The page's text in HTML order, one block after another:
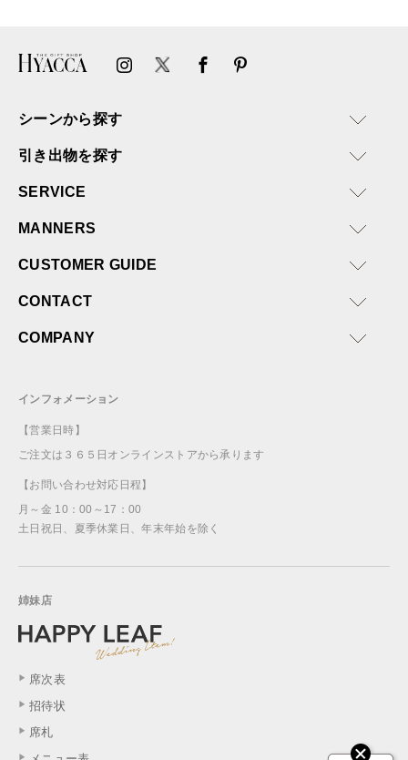
シーンから探す
引き出物を探す
SERVICE
MANNERS
CUSTOMER GUIDE
CONTACT
COMPANY
インフォメーション
【営業日時】
ご注文は３６５日オンラインストアから承ります
【お問い合わせ対応日程】
月～金 10：00～17：00
土日祝日、夏季休業日、年末年始を除く
姉妹店
席次表
招待状
席札